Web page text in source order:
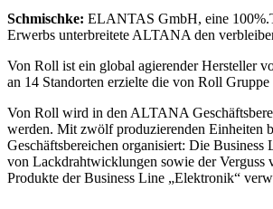
Schmischke: ELANTAS GmbH, eine
Erwerbs unterbreitete ALTANA den
Von Roll ist ein global agierender Hersteller
an 14 Standorten erzielte die von Roll
Von Roll wird in den ALTANA
werden. Mit zwölf produzierenden Einheiten
Geschäftsbereichen organisiert: Die
von Lackdrahtwicklungen sowie der Verguss
Produkte der Business Line „Elektronik“